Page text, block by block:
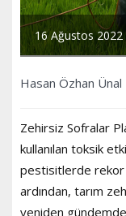
16 Ağustos 2022
Hasan Özhan Ünal
Zehirsiz Sofralar
kullanılan toksik
pestisitlerde rekor
ardından, tarım
yeniden